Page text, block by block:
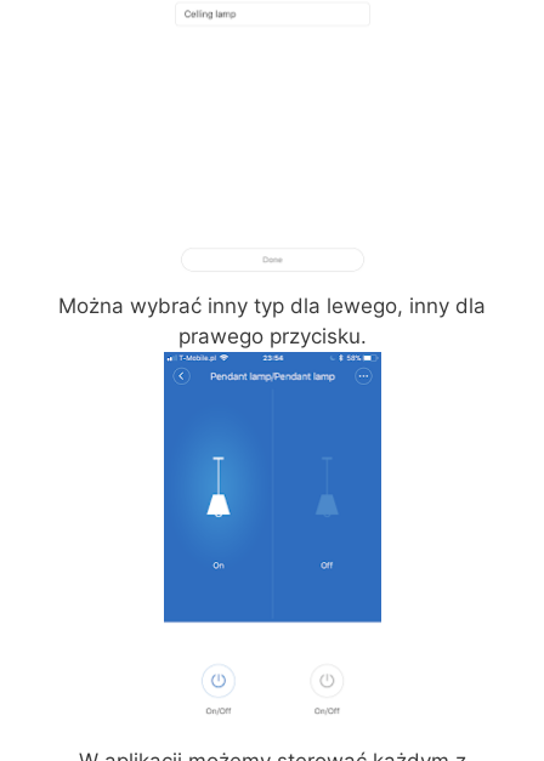
Można wybrać inny typ dla lewego, inny dla
prawego przycisku.